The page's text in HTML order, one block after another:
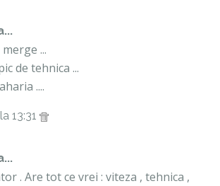
...
de tehnica ...
....
13:31
. Are tot ce vrei : viteza , tehnica ,